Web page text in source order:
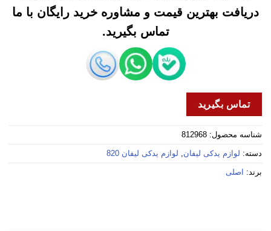
دریافت بهترین قیمت و مشاوره خرید رایگان با ما
تماس بگیرید.
تماس بگیرید
شناسه محصول: 812968
دسته: لوازم یدکی لیفان, لوازم یدکی لیفان 820
برند: اصلی